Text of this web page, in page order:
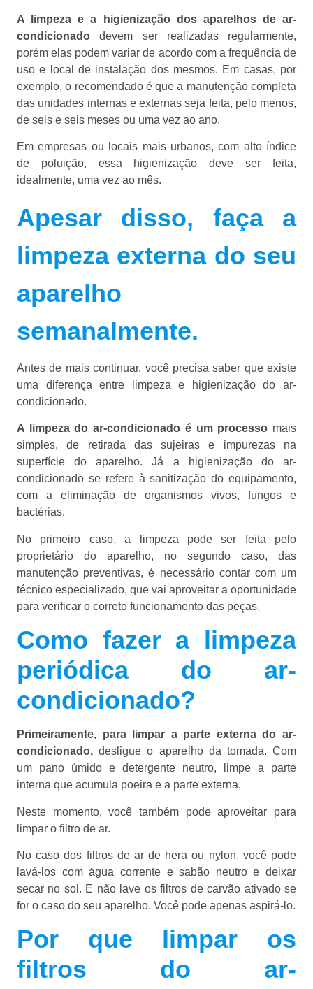
A limpeza e a higienização dos aparelhos de ar-
condicionado devem ser realizadas regularmente,
porém elas podem variar de acordo com a frequência de
uso e local de instalação dos mesmos. Em casas, por
exemplo, o recomendado é que a manutenção completa
das unidades internas e externas seja feita, pelo menos,
de seis e seis meses ou uma vez ao ano.
Em empresas ou locais mais urbanos, com alto índice
de poluição, essa higienização deve ser feita,
idealmente, uma vez ao mês.
Apesar disso, faça a
limpeza externa do seu
aparelho
semanalmente.
Antes de mais continuar, você precisa saber que existe
uma diferença entre limpeza e higienização do ar-
condicionado.
A limpeza do ar-condicionado é um processo mais
simples, de retirada das sujeiras e impurezas na
superfície do aparelho. Já a higienização do ar-
condicionado se refere à sanitização do equipamento,
com a eliminação de organismos vivos, fungos e
bactérias.
No primeiro caso, a limpeza pode ser feita pelo
proprietário do aparelho, no segundo caso, das
manutenção preventivas, é necessário contar com um
técnico especializado, que vai aproveitar a oportunidade
para verificar o correto funcionamento das peças.
Como fazer a limpeza
periódica do ar-
condicionado?
Primeiramente, para limpar a parte externa do ar-
condicionado, desligue o aparelho da tomada. Com
um pano úmido e detergente neutro, limpe a parte
interna que acumula poeira e a parte externa.
Neste momento, você também pode aproveitar para
limpar o filtro de ar.
No caso dos filtros de ar de hera ou nylon, você pode
lavá-los com água corrente e sabão neutro e deixar
secar no sol. E não lave os filtros de carvão ativado se
for o caso do seu aparelho. Você pode apenas aspirá-lo.
Por que limpar os
filtros do ar-